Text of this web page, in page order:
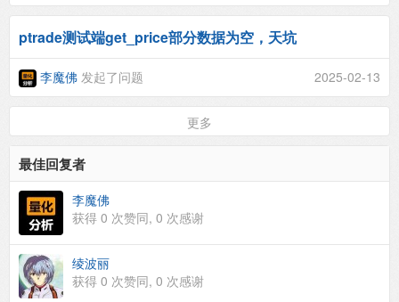
ptrade测试端get_price部分数据为空，天坑
李魔佛 发起了问题 2025-02-13
更多
最佳回复者
李魔佛
获得 0 次赞同, 0 次感谢
绫波丽
获得 0 次赞同, 0 次感谢